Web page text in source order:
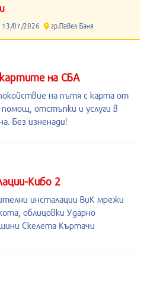
13/07/2026 гр.Павел Баня
на СБА
на пътя с карта от
отстъпки и услуги в
Без изненади!
Кибо 2
инсталации ВиК мрежи
облицовки Ударно
Скелета Къртачи